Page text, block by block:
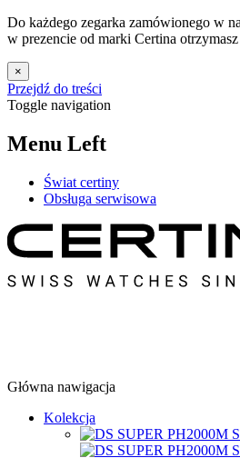
Do każdego zegarka zamówionego w
w prezencie od marki Certina
×
Przejdź do treści
Toggle navigation
Menu Left
Świat certiny
Obsługa serwisowa
Główna nawigacja
Kolekcja